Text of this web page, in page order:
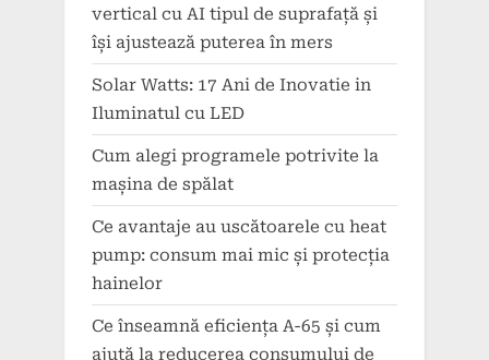
vertical cu AI tipul de suprafață și
își ajustează puterea în mers
Solar Watts: 17 Ani de Inovatie in
Iluminatul cu LED
Cum alegi programele potrivite la
mașina de spălat
Ce avantaje au uscătoarele cu heat
pump: consum mai mic și protecția
hainelor
Ce înseamnă eficiența A-65 și cum
ajută la reducerea consumului de